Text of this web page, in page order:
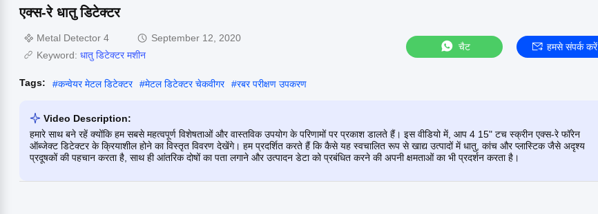
एक्स-रे धातु डिटेक्टर
Metal Detector 4
September 12, 2020
Keyword: धातु डिटेक्टर मशीन
चैट हमसे संपर्क करें
Tags: #कन्वेयर मेटल डिटेक्टर #मेटल डिटेक्टर चेकवीगर #रबर परीक्षण उपकरण
Video Description:
हमारे साथ बने रहें क्योंकि हम सबसे महत्वपूर्ण विशेषताओं और वास्तविक उपयोग के परिणामों पर प्रकाश डालते हैं। इस वीडियो में, आप 4 15" टच स्क्रीन एक्स-रे फॉरेन
ऑब्जेक्ट डिटेक्टर के क्रियाशील होने का विस्तृत विवरण देखेंगे। हम प्रदर्शित करते हैं कि कैसे यह स्वचालित रूप से खाद्य उत्पादों में धातु, कांच और प्लास्टिक जैसे अदृश्य
प्रदूषकों की पहचान करता है, साथ ही आंतरिक दोषों का पता लगाने और उत्पादन डेटा को प्रबंधित करने की अपनी क्षमताओं का भी प्रदर्शन करता है।